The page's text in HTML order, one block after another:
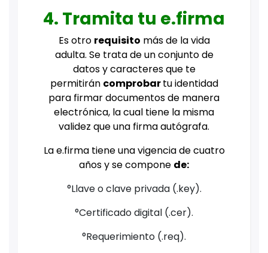
4. Tramita tu e.firma
Es otro requisito más de la vida
adulta. Se trata de un conjunto de
datos y caracteres que te
permitirán comprobartu identidad
para firmar documentos de manera
electrónica, la cual tiene la misma
validez que una firma autógrafa.
La e.firma tiene una vigencia de cuatro
años y se compone de:
°Llave o clave privada (.key).
°Certificado digital (.cer).
°Requerimiento (.req).